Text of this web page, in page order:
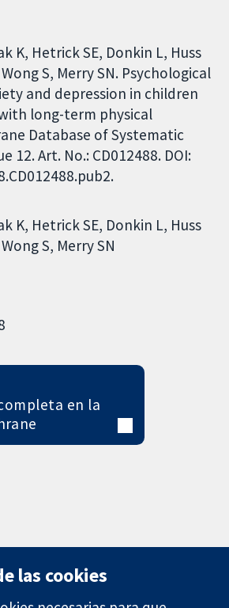
K, Hetrick SE, Donkin L, Huss
S, Merry SN. Psychological
and depression in children
long-term physical
Database of Systematic
12. Art. No.: CD012488. DOI:
K Hetrick SE Donkin L Huss
Wong S Merry SN
en la
las cookies